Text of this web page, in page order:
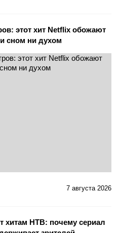
этот хит Netflix обожают
сном ни духом
7 августа 2026
хитам НТВ: почему сериал